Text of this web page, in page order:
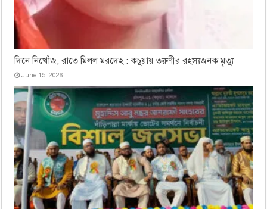
দিনে নিখোঁজ, রাতে মিলল মরদেহ : কচুয়ায় তরুণীর রহস্যজনক মৃত্যু
June 15, 2026